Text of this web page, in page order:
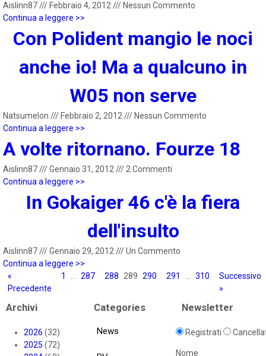
Aislinn87/// Febbraio 4, 2012 /// Nessun Commento
Continua a leggere >>
Con Polident mangio le noci
anche io! Ma a qualcuno in
W05 non serve
Natsumelon /// Febbraio 2, 2012 /// Nessun Commento
Continua a leggere >>
A volte ritornano. Fourze 18
Aislinn87///Gennaio 31, 2012 /// 2 Commenti
Continua a leggere >>
In Gokaiger 46 c'è la fiera
dell'insulto
Aislinn87///Gennaio 29, 2012 ///Un Commento
Continua a leggere >>
«
Precedente
1 287 288 289 290 291 310
Successivo
»
Archivi
2026 (32)
2025 (72)
Categories
News
Newsletter
Registrati
Nome